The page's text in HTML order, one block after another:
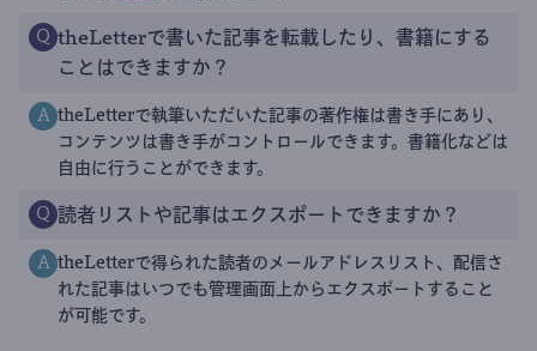
Q theLetterで書いた記事を転載したり、書籍にする
ことはできますか？
A theLetterで執筆いただいた記事の著作権は書き手にあり、
コンテンツは書き手がコントロールできます。書籍化などは
自由に行うことができます。
Q 読者リストや記事はエクスポートできますか？
A theLetterで得られた読者のメールアドレスリスト、配信さ
れた記事はいつでも管理画面上からエクスポートすること
が可能です。